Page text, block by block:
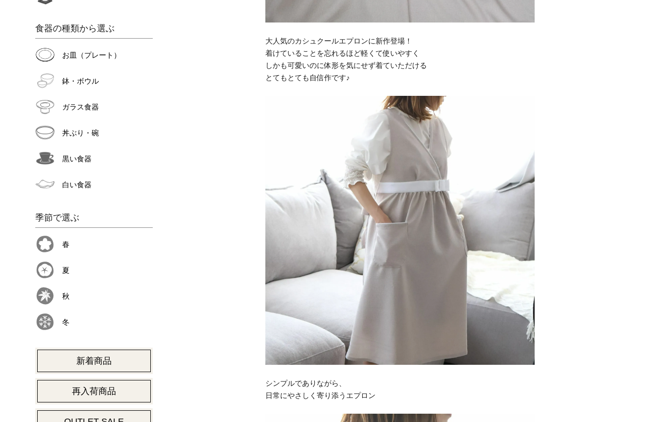
食器の種類から選ぶ
お皿（プレート）
鉢・ボウル
ガラス食器
丼ぶり・碗
黒い食器
白い食器
季節で選ぶ
春
夏
秋
冬
新着商品
再入荷商品
大人気のカシュクールエプロンに新作登場！
着けていることを忘れるほど軽くて使いやすく
しかも可愛いのに体形を気にせず着ていただける
とてもとても自信作です♪
シンプルでありながら、
日常にやさしく寄り添うエプロン